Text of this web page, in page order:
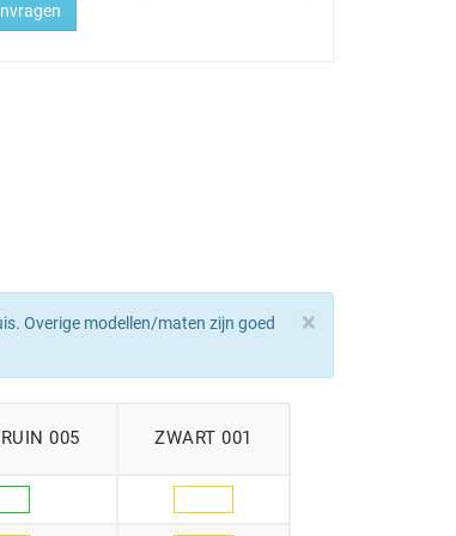
×
Overige modellen/maten zijn goed
005 ZWART 001